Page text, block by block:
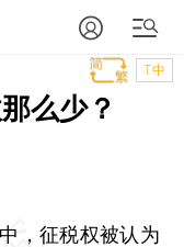
T中
么少？
，征税权被认为